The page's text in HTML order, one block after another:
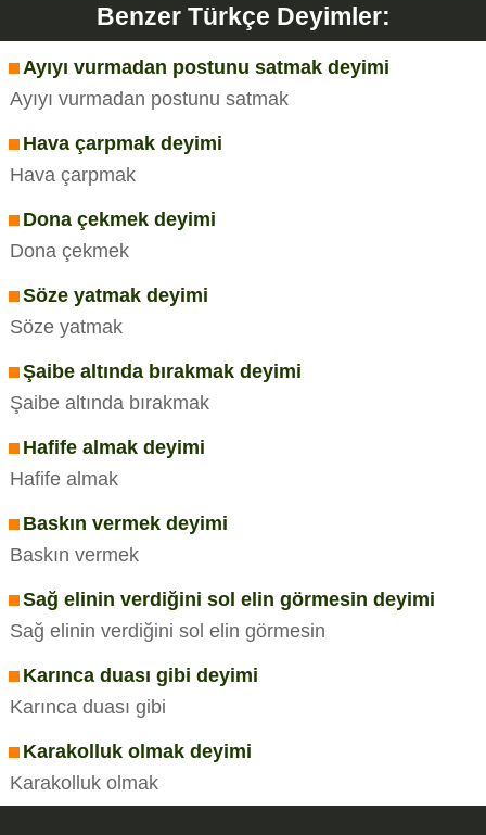
Benzer Türkçe Deyimler:
Ayıyı vurmadan postunu satmak deyimi
Ayıyı vurmadan postunu satmak
Hava çarpmak deyimi
Hava çarpmak
Dona çekmek deyimi
Dona çekmek
Söze yatmak deyimi
Söze yatmak
Şaibe altında bırakmak deyimi
Şaibe altında bırakmak
Hafife almak deyimi
Hafife almak
Baskın vermek deyimi
Baskın vermek
Sağ elinin verdiğini sol elin görmesin deyimi
Sağ elinin verdiğini sol elin görmesin
Karınca duası gibi deyimi
Karınca duası gibi
Karakolluk olmak deyimi
Karakolluk olmak